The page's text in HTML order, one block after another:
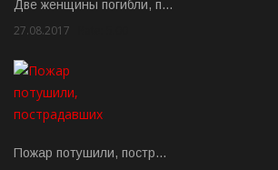
Две женщины погибли, п…
27.08.2017
Пожар потушили, постр…